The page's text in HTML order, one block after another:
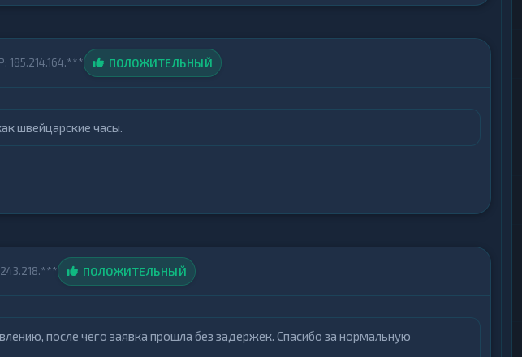
185.214.164.*** ПОЛОЖИТЕЛЬНЫЙ
швейцарские часы.
ПОЛОЖИТЕЛЬНЫЙ
после чего заявка прошла без задержек. Спасибо за нормальную